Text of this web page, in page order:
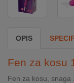
&
GAME
OPIS
Fen za kosu
Fen za kosu, snaga